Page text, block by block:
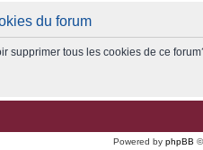
du forum
supprimer tous les cookies de ce
Powered by phpBB